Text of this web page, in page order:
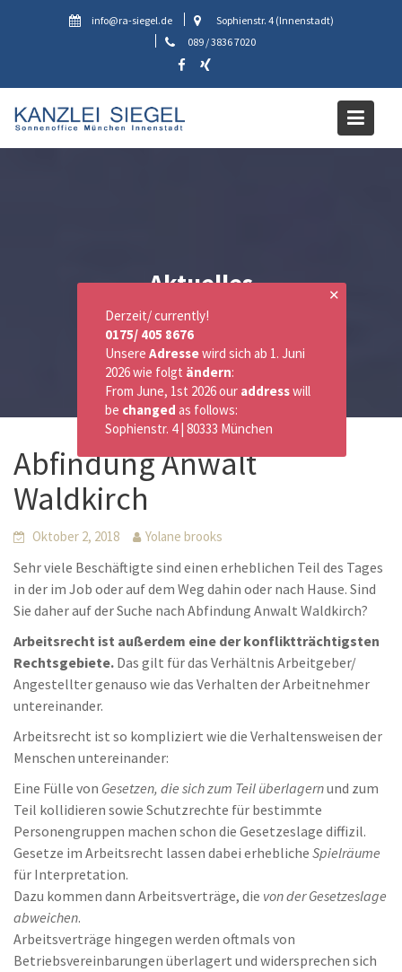
info@ra-siegel.de
Sophienstr. 4 (Innenstadt)
089 / 3836 7020
Aktuelles
Abfindung Anwalt
Waldkirch
Oktober 2, 2018 Yolane brooks
Sehr viele Beschäftigte sind einen erheblichen Teil des Tages
in der im Job oder auf dem Weg dahin oder nach Hause. Sind
Sie daher auf der Suche nach Abfindung Anwalt Waldkirch?
Arbeitsrecht ist außerdem eine der konfliktträchtigsten
Rechtsgebiete. Das gilt für das Verhältnis Arbeitgeber/
Angestellter genauso wie das Verhalten der Arbeitnehmer
untereinander.
Arbeitsrecht ist so kompliziert wie die Verhaltensweisen der
Menschen untereinander:
Eine Fülle von Gesetzen, die sich zum Teil überlagernund zum
Teil kollidieren sowie Schutzrechte für bestimmte
Personengruppen machen schon die Gesetzeslage diffizil.
Gesetze im Arbeitsrecht lassen dabei erhebliche Spielräume
für Interpretation.
Dazu kommen dann Arbeitsverträge, die von der Gesetzeslage
abweichen.
Arbeitsverträge hingegen werden oftmals von
Betriebsvereinbarungen überlagert und widersprechen sich
✕
Derzeit/ currently!
0175/ 405 8676
Unsere Adressewird sich ab 1. Juni
2026 wie folgt ändern:
From June, 1st 2026 our addresswill
be changed as follows:
Sophienstr. 4 | 80333 München